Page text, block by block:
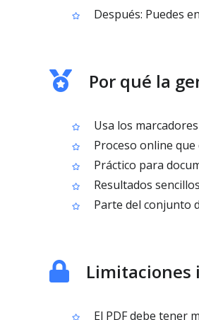
Después: Puedes
Por qué la
Usa los
Proceso online
Práctico para
Resultados
Parte del conjunto
El PDF debe tener